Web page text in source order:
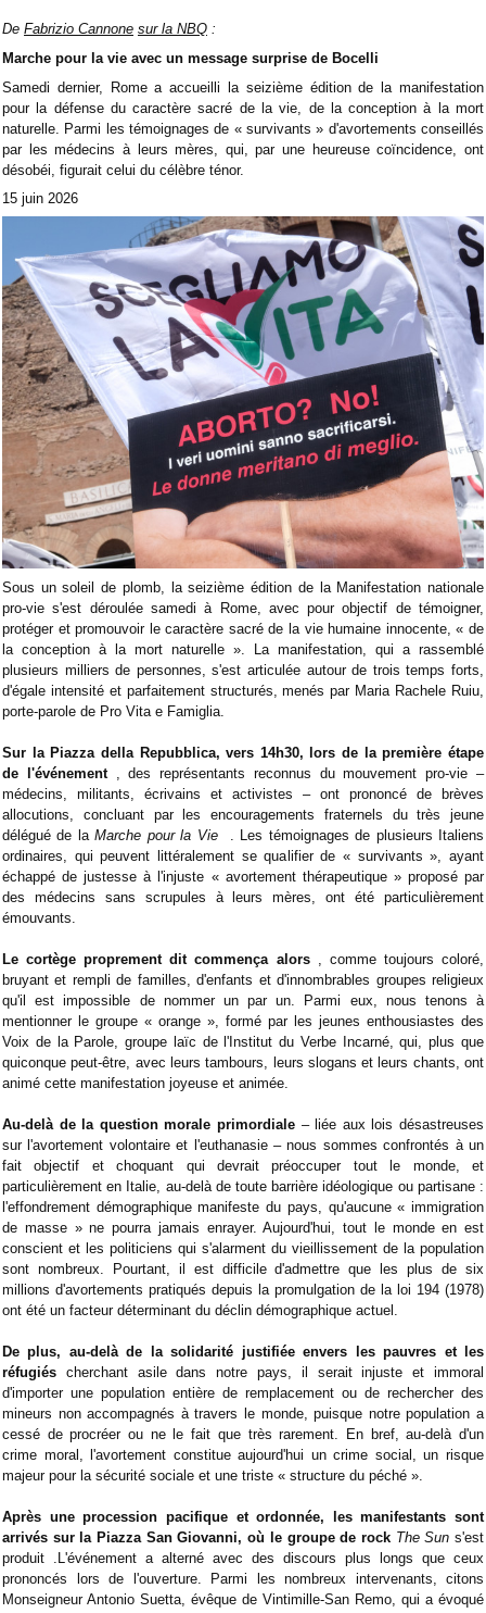
De Fabrizio Cannone sur la NBQ :
Marche pour la vie avec un message surprise de Bocelli
Samedi dernier, Rome a accueilli la seizième édition de la manifestation
pour la défense du caractère sacré de la vie, de la conception à la mort
naturelle. Parmi les témoignages de « survivants » d'avortements conseillés
par les médecins à leurs mères, qui, par une heureuse coïncidence, ont
désobéi, figurait celui du célèbre ténor.
15 juin 2026
Sous un soleil de plomb, la seizième édition de la Manifestation nationale
pro-vie s'est déroulée samedi à Rome, avec pour objectif de témoigner,
protéger et promouvoir le caractère sacré de la vie humaine innocente, « de
la conception à la mort naturelle ». La manifestation, qui a rassemblé
plusieurs milliers de personnes, s'est articulée autour de trois temps forts,
d'égale intensité et parfaitement structurés, menés par Maria Rachele Ruiu,
porte-parole de Pro Vita e Famiglia.
Sur la Piazza della Repubblica, vers 14h30, lors de la première étape
de l'événement, des représentants reconnus du mouvement pro-vie –
médecins, militants, écrivains et activistes – ont prononcé de brèves
allocutions, concluant par les encouragements fraternels du très jeune
délégué de laMarche pour la Vie. Les témoignages de plusieurs Italiens
ordinaires, qui peuvent littéralement se qualifier de « survivants », ayant
échappé de justesse à l'injuste « avortement thérapeutique » proposé par
des médecins sans scrupules à leurs mères, ont été particulièrement
émouvants.
Le cortège proprement dit commença alors, comme toujours coloré,
bruyant et rempli de familles, d'enfants et d'innombrables groupes religieux
qu'il est impossible de nommer un par un. Parmi eux, nous tenons à
mentionner le groupe « orange », formé par les jeunes enthousiastes des
Voix de la Parole, groupe laïc de l'Institut du Verbe Incarné, qui, plus que
quiconque peut-être, avec leurs tambours, leurs slogans et leurs chants, ont
animé cette manifestation joyeuse et animée.
Au-delà de la question morale primordiale – liée aux lois désastreuses
sur l'avortement volontaire et l'euthanasie – nous sommes confrontés à un
fait objectif et choquant qui devrait préoccuper tout le monde, et
particulièrement en Italie, au-delà de toute barrière idéologique ou partisane :
l'effondrement démographique manifeste du pays, qu'aucune « immigration
de masse » ne pourra jamais enrayer. Aujourd'hui, tout le monde en est
conscient et les politiciens qui s'alarment du vieillissement de la population
sont nombreux. Pourtant, il est difficile d'admettre que les plus de six
millions d'avortements pratiqués depuis la promulgation de la loi 194 (1978)
ont été un facteur déterminant du déclin démographique actuel.
De plus, au-delà de la solidarité justifiée envers les pauvres et les
réfugiés cherchant asile dans notre pays, il serait injuste et immoral
d'importer une population entière de remplacement ou de rechercher des
mineurs non accompagnés à travers le monde, puisque notre population a
cessé de procréer ou ne le fait que très rarement. En bref, au-delà d'un
crime moral, l'avortement constitue aujourd'hui un crime social, un risque
majeur pour la sécurité sociale et une triste « structure du péché ».
Après une procession pacifique et ordonnée, les manifestants sont
arrivés sur la Piazza San Giovanni, où le groupe de rock The Sun s'est
produit . L'événement a alterné avec des discours plus longs que ceux
prononcés lors de l'ouverture. Parmi les nombreux intervenants, citons
Monseigneur Antonio Suetta, évêque de Vintimille-San Remo, qui a évoqué